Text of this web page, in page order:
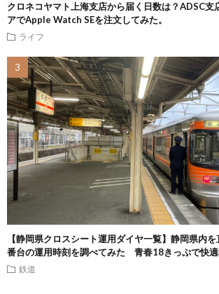
クロネコヤマト上海支店から届く日数は？ADSC支
アでApple Watch SEを注文してみた。
ライフ
【静岡県クロスシート運用ダイヤ一覧】静岡県内
番台の運用時刻を調べてみた 青春18きっぷで快
鉄道